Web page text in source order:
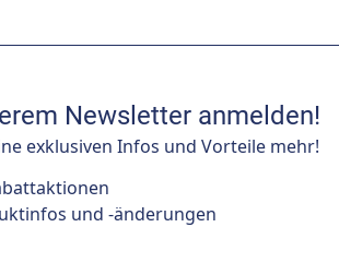
Newsletter anmelden!
exklusiven Infos und Vorteile mehr!
und -änderungen